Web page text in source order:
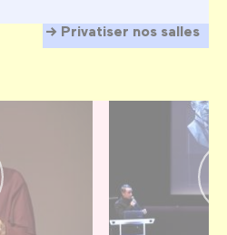
Privatiser nos salles